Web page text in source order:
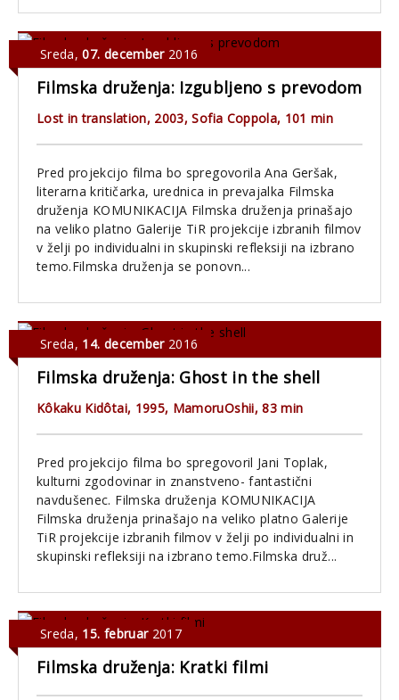
Sreda,07. december2016
Filmska druženja: Izgubljeno s prevodom
Lost in translation, 2003, Sofia Coppola, 101 min
Pred projekcijo filma bo spregovorila Ana Geršak,
literarna kritičarka, urednica in prevajalka Filmska
druženja KOMUNIKACIJA Filmska druženja prinašajo
na veliko platno Galerije TiR projekcije izbranih filmov
v želji po individualni in skupinski refleksiji na izbrano
temo.Filmska druženja se ponovn...
Sreda, 14. december2016
Filmska druženja: Ghost in the shell
Kôkaku Kidôtai, 1995, MamoruOshii, 83 min
Pred projekcijo filma bo spregovoril Jani Toplak,
kulturni zgodovinar in znanstveno- fantastični
navdušenec. Filmska druženja KOMUNIKACIJA
Filmska druženja prinašajo na veliko platno Galerije
TiR projekcije izbranih filmov v želji po individualni in
skupinski refleksiji na izbrano temo.Filmska druž...
Sreda, 15. februar2017
Filmska druženja: Kratki filmi